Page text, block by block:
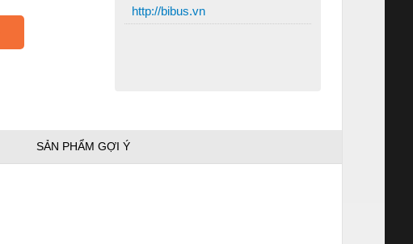
http://bibus.vn
SẢN PHẨM GỢI Ý